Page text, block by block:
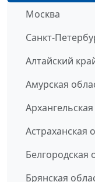
Москва
Санкт-
Алтайский
Амурская
Астраханская
Белгородская
Брянская